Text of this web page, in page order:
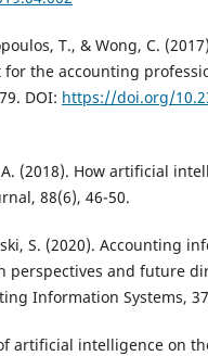
T., & Wong, C.
the accounting
DOI: https://doi.org/
(2018). How artificial
88(6), 46-50.
S. (2020). Accounting
perspectives and future
Information Systems,
artificial intelligence on